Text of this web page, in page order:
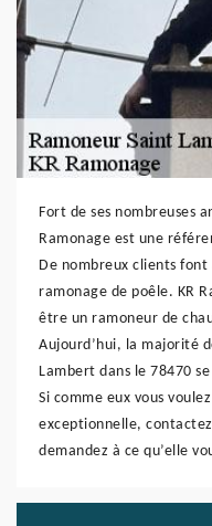
Fort de ses nombreuses
Ramonage est une
De nombreux clients font
ramonage de poêle. KR
être un ramoneur de
Aujourd’hui, la majorité
Lambert dans le 78470
Si comme eux vous
exceptionnelle,
demandez à ce qu’elle